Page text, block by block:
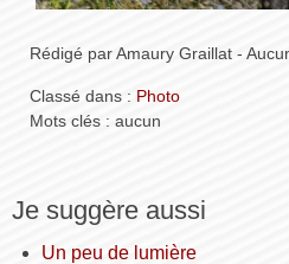
Rédigé par Amaury Graillat -
Classé dans : Photo
Mots clés : aucun
Je suggère aussi
Un peu de lumière